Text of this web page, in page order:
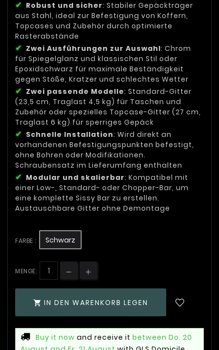
Robust und sicher: Stabiler Gepäckträger
aus Stahl, ideal zur Befestigung von Koffern,
Topcases und Zubehör durch optimierte
Rasterabstände
Zwei Ausführungen zur Auswahl: Chrom
für Spiegelglanz und klassischen Stil oder
Epoxidschwarz für maximale Beständigkeit
gegen Stöße, Kratzer und schlechtes Wetter
Zwei passende Modelle: Standard-Gitter
(23,5 cm, Traglast 4,5 kg) für Taschen und
Zubehör oder spezielles Topcase-Gitter (27 cm,
Traglast 6 kg) für sperriges Gepäck
Schnelle Installation: Wird direkt an
vorhandenen Befestigungspunkten befestigt,
ohne Bohren oder Modifikationen.
Schraubensatz im Lieferumfang enthalten
Modular und skalierbar: Kompatibel mit
einer Low-, Standard- oder Chopper-Bar, um
eine komplette Sissy Bar zu erstellen.
Austauschbare Gitter ohne Demontage
FARBE : Schwarz
MENGE:
 IN DEN WARENKORB LEGEN
Buy it now and receive it between Do. 20